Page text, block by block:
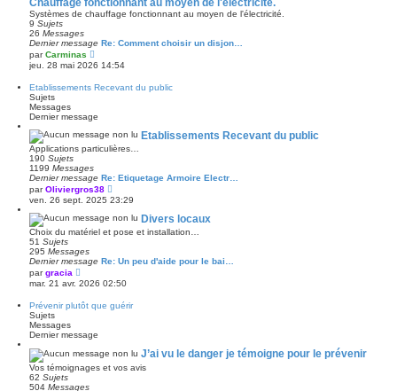
n
i
r
m
e
s
a
Systèmes de chauffage fonctionnant au moyen de l'électricité.
9 Sujets
26 Messages
Dernier message Re: Comment choisir un disjon…
parCarminas
o
i
l
e
n
i
m
e
s
a
g
e
jeu. 28 mai 2026 14:54
Etablissements Recevant du public
Sujets
Messages
Dernier message
Etablissements Recevant du public
Applications particulières…
190 Sujets
1199 Messages
Dernier message Re: Etiquetage Armoire Electr…
parOliviergros38
o
i
r
e
r
i
r
m
a
e
ven. 26 sept. 2025 23:29
Divers locaux
Choix du matériel et pose et installation…
51 Sujets
295 Messages
Dernier message Re: Un peu d'aide pour le bai…
pargracia
o
i
l
e
n
i
r
mar. 21 avr. 2026 02:50
Prévenir plutôt que guérir
Sujets
Messages
Dernier message
J’ai vu le danger je témoigne pour le prévenir
Vos témoignages et vos avis
62 Sujets
504 Messages